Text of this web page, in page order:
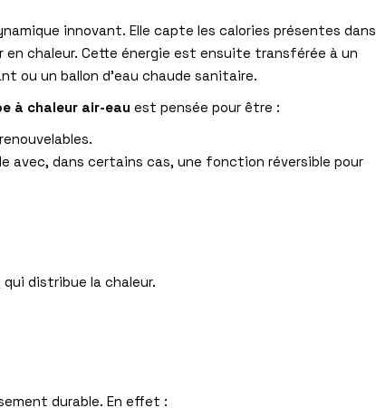
innovant. Elle capte les calories présentes dans
en chaleur. Cette énergie est ensuite transférée à un
ou un ballon d’eau chaude sanitaire.
à chaleur air-eau est pensée pour être :
avec, dans certains cas, une fonction réversible pour
distribue la chaleur.
durable. En effet :